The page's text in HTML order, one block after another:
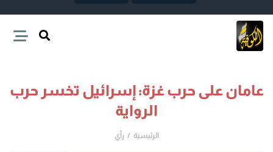
عامان على حرب غزة: إسرائيل تخسر حرب
الرواية
الرئيسية رأي